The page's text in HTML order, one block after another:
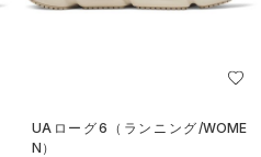
UAローグ6（ランニング/WOME
N）